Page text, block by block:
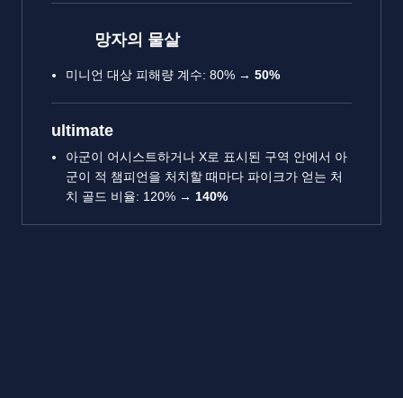
망자의 물살
미니언 대상 피해량 계수: 80% → 50%
ultimate
아군이 어시스트하거나 X로 표시된 구역 안에서 아
군이 적 챔피언을 처치할 때마다 파이크가 얻는 처
치 골드 비율: 120% → 140%